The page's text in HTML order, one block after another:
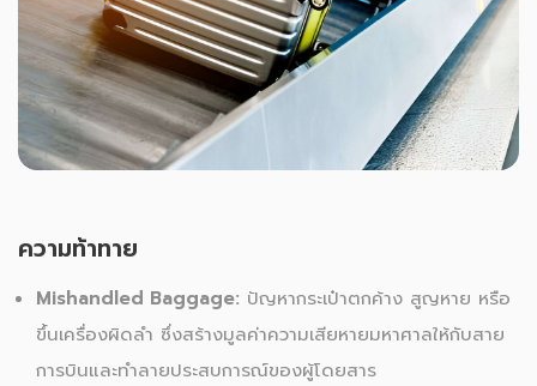
ความท้าทาย
Mishandled Baggage: ปัญหากระเป๋าตกค้าง สูญหาย หรือ
ขึ้นเครื่องผิดลำ ซึ่งสร้างมูลค่าความเสียหายมหาศาลให้กับสาย
การบินและทำลายประสบการณ์ของผู้โดยสาร